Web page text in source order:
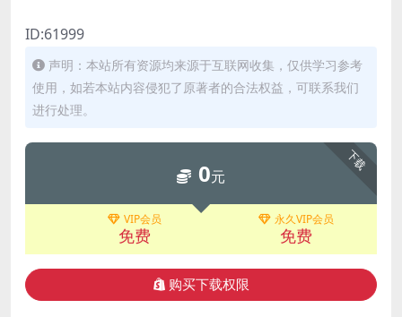
ID:61999
声明：本站所有资源均来源于互联网收集，仅供学习参考
使用，如若本站内容侵犯了原著者的合法权益，可联系我们
进行处理。
下载
0元
VIP会员
免费
永久VIP会员
免费
购买下载权限